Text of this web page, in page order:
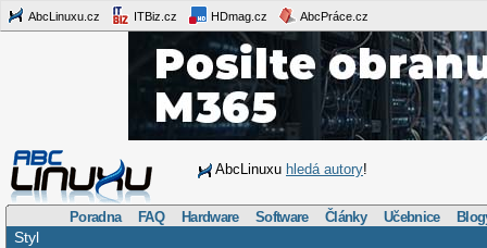
AbcLinuxu.cz ITBiz.cz HDmag.cz AbcPráce.cz
AbcLinuxu hledá autory!
Poradna FAQ Hardware Software Články Učebnice
Styl